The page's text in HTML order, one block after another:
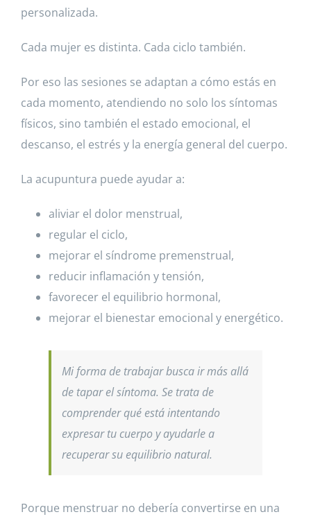
personalizada.
Cada mujer es distinta. Cada ciclo también.
Por eso las sesiones se adaptan a cómo estás en
cada momento, atendiendo no solo los síntomas
físicos, sino también el estado emocional, el
descanso, el estrés y la energía general del cuerpo.
La acupuntura puede ayudar a:
aliviar el dolor menstrual,
regular el ciclo,
mejorar el síndrome premenstrual,
reducir inflamación y tensión,
favorecer el equilibrio hormonal,
mejorar el bienestar emocional y energético.
Mi forma de trabajar busca ir más allá
de tapar el síntoma. Se trata de
comprender qué está intentando
expresar tu cuerpo y ayudarle a
recuperar su equilibrio natural.
Porque menstruar no debería convertirse en una